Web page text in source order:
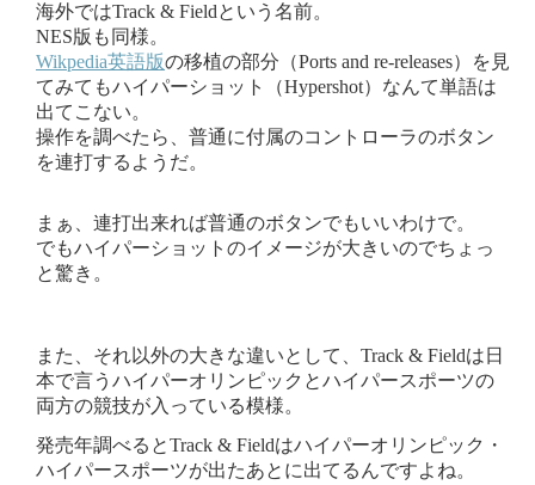
海外ではTrack & Fieldという名前。
NES版も同様。
Wikpedia英語版の移植の部分（Ports and re-releases）を見
てみてもハイパーショット（Hypershot）なんて単語は
出てこない。
操作を調べたら、普通に付属のコントローラのボタン
を連打するようだ。
まぁ、連打出来れば普通のボタンでもいいわけで。
でもハイパーショットのイメージが大きいのでちょっ
と驚き。
また、それ以外の大きな違いとして、Track & Fieldは日
本で言うハイパーオリンピックとハイパースポーツの
両方の競技が入っている模様。
発売年調べるとTrack & Fieldはハイパーオリンピック・
ハイパースポーツが出たあとに出てるんですよね。